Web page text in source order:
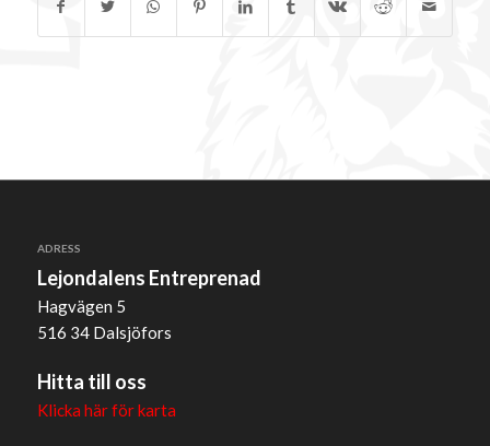
ADRESS
Lejondalens Entreprenad
Hagvägen 5
516 34 Dalsjöfors
Hitta till oss
Klicka här för karta